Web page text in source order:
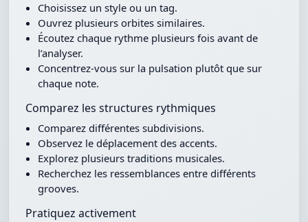
Choisissez un style ou un tag.
Ouvrez plusieurs orbites similaires.
Écoutez chaque rythme plusieurs fois avant de
l’analyser.
Concentrez-vous sur la pulsation plutôt que sur
chaque note.
Comparez les structures rythmiques
Comparez différentes subdivisions.
Observez le déplacement des accents.
Explorez plusieurs traditions musicales.
Recherchez les ressemblances entre différents
grooves.
Pratiquez activement